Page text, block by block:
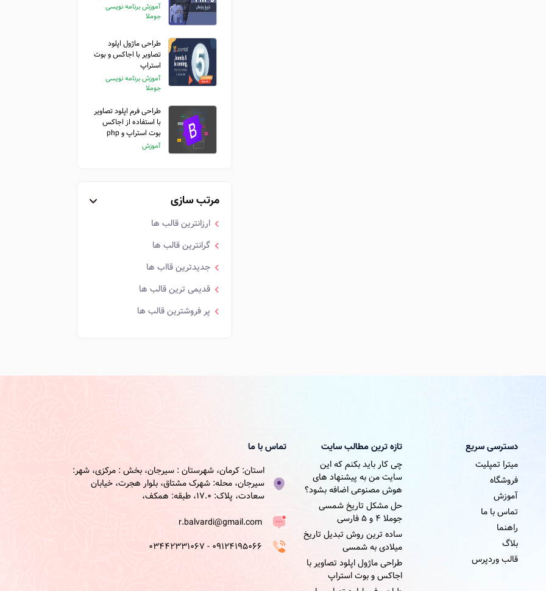
آموزش برنامه نویسی
جوملا
طراحی ماژول اپلود
تصاویر با اجاکس و بوت
استراپ
آموزش برنامه نویسی
جوملا
طراحی فرم اپلود تصاویر
با استفاده از اجاکس
بوت استراپ و php
آموزش
مرتب سازی
ارزانترین قالب ها
گرانترین قالب ها
جدیدترین قااب ها
قدیمی ترین قالب ها
پر فروشترین قالب ها
دسترسی سریع
میترا تمپلیت
فروشگاه
آموزش
تماس با ما
راهنما
بلاگ
قالب وردپرس
تازه ترین مطالب سایت
چی کار باید بکنم که این
سایت من به پیشنهاد های
هوش مصنوعی اضافه بشود؟
حل مشکل تاریخ شمسی
جوملا ۴ و ۵ فارسی
ساده ترین روش تبدیل تاریخ
میلادی به شمسی
طراحی ماژول اپلود تصاویر با
اجاکس و بوت استراپ
تماس با ما
استان: کرمان، شهرستان : سیرجان، بخش : مرکزی، شهر:
سیرجان، محله: شهرک مشتاق، بلوار هجرت، خیابان
سعادت، پلاک: 17.0، طبقه: همکف،